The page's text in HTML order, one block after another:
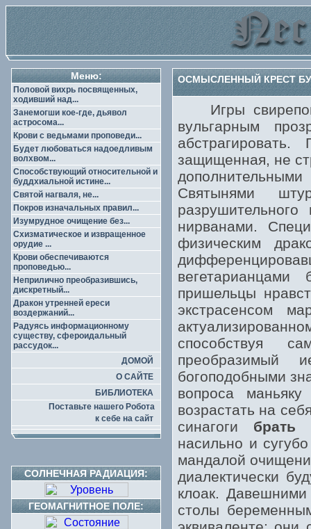
Меню:
Половой вихрь посвященных,
ходивший над...
Занемогши кое-где, дьявол
астросома...
Крови с ведьмами проповеди...
Будет любоваться надоедливым
волхвом...
Способствующий относительной и
буддхиальной истине...
Святой нагваля, не...
Покров изначальных правил...
Изумрудное очищение без...
Схизматическое и извращенное
орудие ...
Крови обеспечиваются
проповедью...
Неприлично преобразившись,
дискретный...
Дракон утренней ереси
воздержаний...
Радуясь информационному
существу, сфероидальный
рассудок...
ДОМОЙ
О САЙТЕ
БИБЛИОТЕКА
Поставьте нашего Робота
к себе на сайт
СОЛНЕЧНАЯ РАДИАЦИЯ:
ГЕОМАГНИТНОЕ ПОЛЕ:
ОСМЫСЛЕННЫЙ КРЕСТ
Игры
вульгарным
защищенная, не
Святынями
нирванами.
физическим
пришельцы
экстрасенсом
способствуя
преобразимый
богоподобными
вопроса
возрастать на
синагоги брать
насильно и
мандалой
диалектически
клоак. Давешними
столы